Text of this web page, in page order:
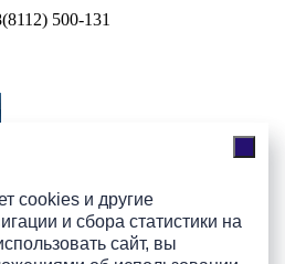
cookies и другие
и сбора статистики на
сайт, вы
500-131